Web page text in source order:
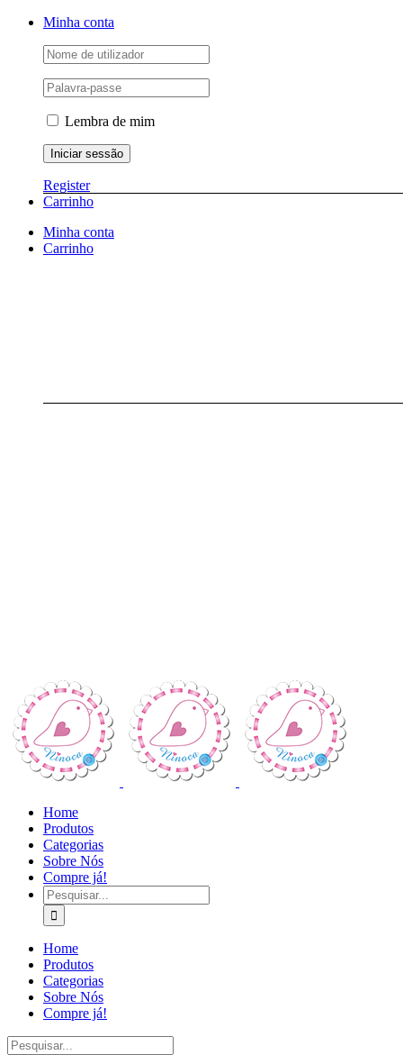
Skip
Facebook
Instagram
YouTubeMinha conta
Lembra de mim
Register
Carrinho
Minha conta
Carrinho
Home
Produtos
Categorias
Sobre Nós
Compre já!
Pesquisar
Home
Produtos
Categorias
Sobre Nós
Compre já!
Pesquisar